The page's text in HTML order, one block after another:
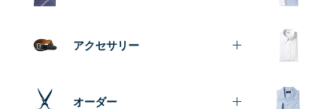
アクセサリー
オーダー